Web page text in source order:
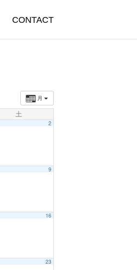
CONTACT
月
土
2
9
16
23